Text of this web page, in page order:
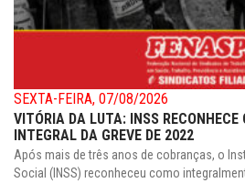
SEXTA-FEIRA, 07/08/2026
VITÓRIA DA LUTA: INSS RECONHECE
INTEGRAL DA GREVE DE 2022
Após mais de três anos de cobranças, o
Social (INSS) reconheceu como